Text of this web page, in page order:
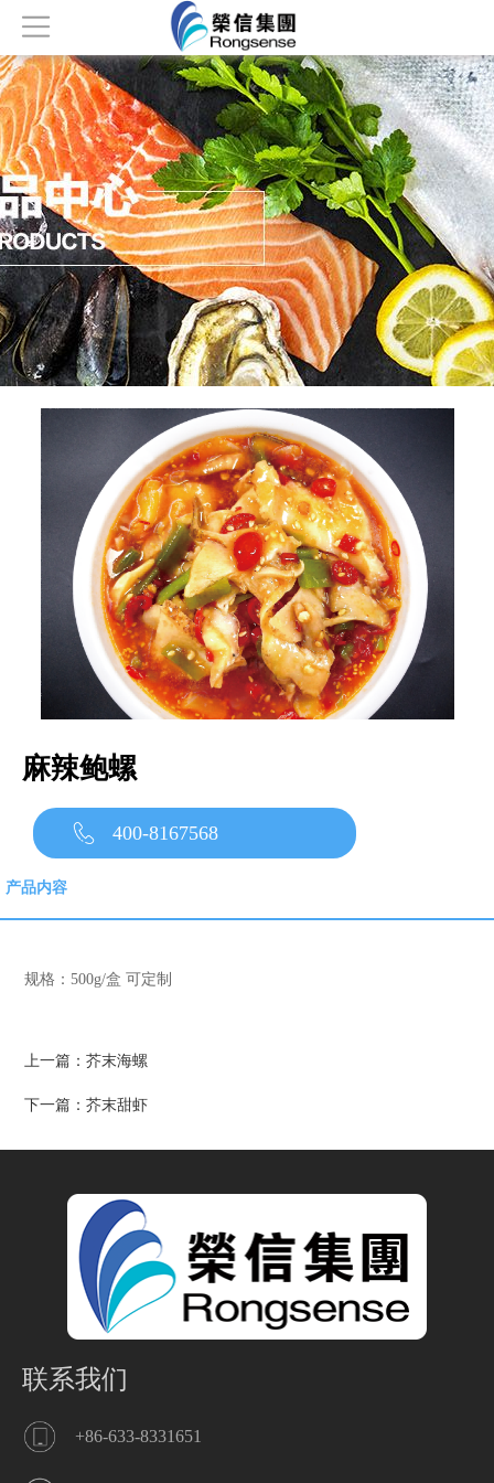
首页
关于我们
产品中心
新闻资讯
公司荣誉
人才招聘
麻辣鲍螺
400-8167568
产品内容
规格：500g/盒 可定制
上一篇：芥末海螺
下一篇：芥末甜虾
联系我们
+86-633-8331651